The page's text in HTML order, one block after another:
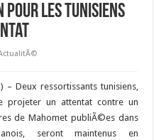
les Tunisiens
– Deux ressortissants tunisiens,
projeter un attentat contre un
de Mahomet publiÃ©es dans
seront maintenus en